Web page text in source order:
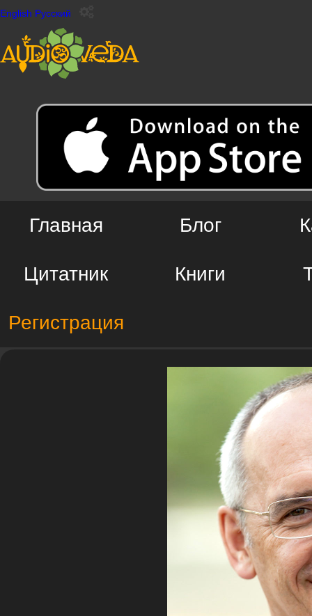
English Русский
Главная Блог
Цитатник Книги
Регистрация